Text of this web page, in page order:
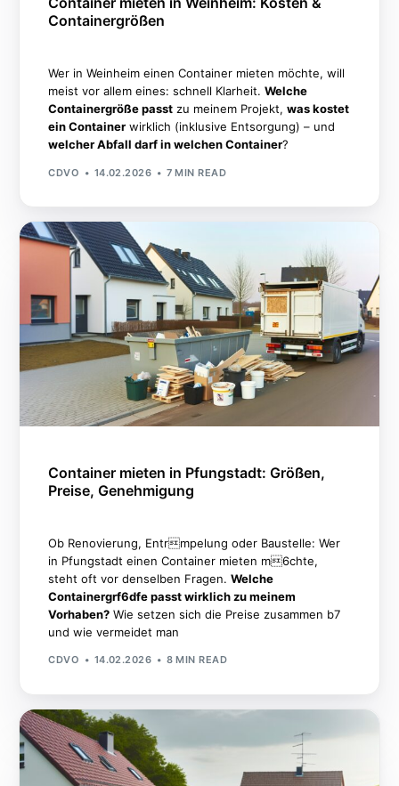
Containergrößen
Wer in Weinheim einen Container mieten möchte, will
meist vor allem eines: schnell Klarheit.Welche
Containergröße passt zu meinem Projekt,was kostet
ein Container wirklich (inklusive Entsorgung) – und
welcher Abfall darf in welchen Container?
CDVO 14.02.2026 7 MIN READ
Container mieten in Pfungstadt: Größen,
Preise, Genehmigung
Ob Renovierung, Entrmpelung oder Baustelle: Wer
in Pfungstadt einen Container mieten m6chte,
steht oft vor denselben Fragen.Welche
Containergrf6dfe passt wirklich zu meinem
Vorhaben? Wie setzen sich die Preise zusammen b7
und wie vermeidet man
CDVO 14.02.2026 8 MIN READ